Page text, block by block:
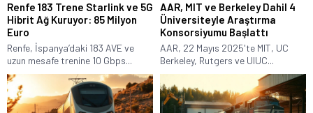
Renfe 183 Trene Starlink ve 5G
Hibrit Ağ Kuruyor: 85 Milyon
Euro
Renfe, İspanya’daki 183 AVE ve
uzun mesafe trenine 10 Gbps...
AAR, MIT ve Berkeley Dahil 4
Üniversiteyle Araştırma
Konsorsiyumu Başlattı
AAR, 22 Mayıs 2025'te MIT, UC
Berkeley, Rutgers ve UIUC...